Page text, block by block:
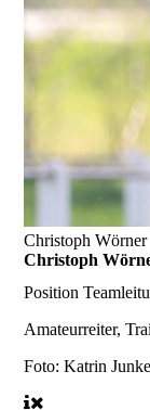
Christoph Wörner
Christoph
Position
Amateurreiter,
Foto: Katrin